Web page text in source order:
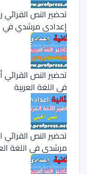
تحضير النص القرائي
إعدادي مرشدي في
تحضير النص
في اللغة العربية
تحضير النص القرائي
مرشدي في اللغة